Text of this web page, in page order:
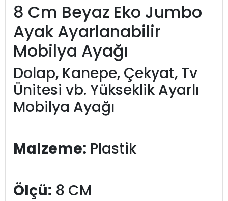
8 Cm Beyaz Eko Jumbo
Ayak Ayarlanabilir
Mobilya Ayağı
Dolap, Kanepe, Çekyat, Tv
Ünitesi vb. Yükseklik Ayarlı
Mobilya Ayağı
Malzeme: Plastik
Ölçü: 8 CM